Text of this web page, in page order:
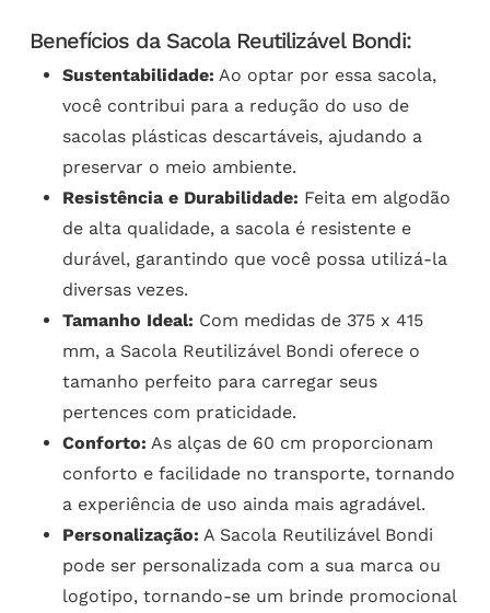
Benefícios da Sacola Reutilizável Bondi:
Sustentabilidade: Ao optar por essa sacola,
você contribui para a redução do uso de
sacolas plásticas descartáveis, ajudando a
preservar o meio ambiente.
Resistência e Durabilidade: Feita em algodão
de alta qualidade, a sacola é resistente e
durável, garantindo que você possa utilizá-la
diversas vezes.
Tamanho Ideal: Com medidas de 375 x 415
mm, a Sacola Reutilizável Bondi oferece o
tamanho perfeito para carregar seus
pertences com praticidade.
Conforto: As alças de 60 cm proporcionam
conforto e facilidade no transporte, tornando
a experiência de uso ainda mais agradável.
Personalização: A Sacola Reutilizável Bondi
pode ser personalizada com a sua marca ou
logotipo, tornando-se um brinde promocional